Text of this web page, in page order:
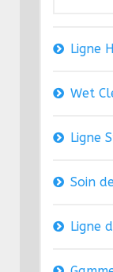
Ligne
Wet
Ligne
Soin
Ligne